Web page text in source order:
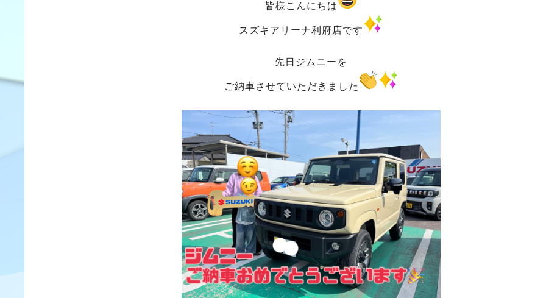
皆様こんにちは
スズキアリーナ利府店です
先日ジムニーを
ご納車させていただきました